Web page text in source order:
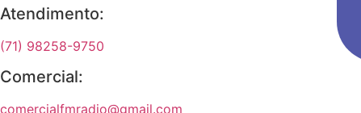
Atendimento:
(71) 98258-9750
Comercial:
comercialfmradio@gmail.com